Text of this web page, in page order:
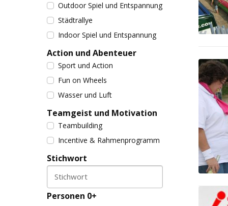
Outdoor Spiel und Entspannung
Städtrallye
Indoor Spiel und Entspannung
Action und Abenteuer
Sport und Action
Fun on Wheels
Wasser und Luft
Teamgeist und Motivation
Teambuilding
Incentive & Rahmenprogramm
Stichwort
Stichwort
Personen 0+